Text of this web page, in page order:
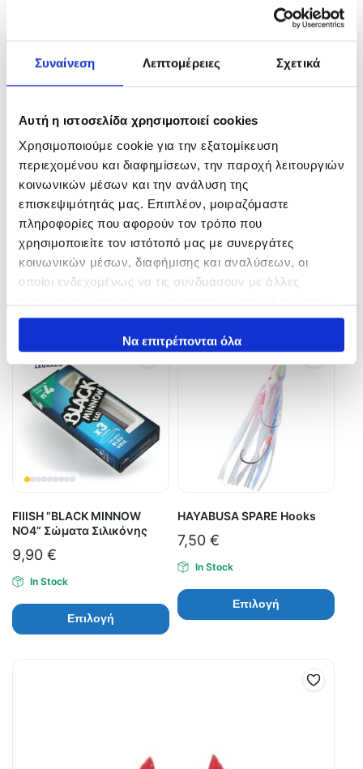
Συναίνεση Λεπτομέρειες Σχετικά
Αυτή η ιστοσελίδα χρησιμοποιεί cookies
Χρησιμοποιούμε cookie για την εξατομίκευση
περιεχομένου και διαφημίσεων, την παροχή λειτουργιών
κοινωνικών μέσων και την ανάλυση της
επισκεψιμότητάς μας. Επιπλέον, μοιραζόμαστε
πληροφορίες που αφορούν τον τρόπο που
χρησιμοποιείτε τον ιστότοπό μας με συνεργάτες
κοινωνικών μέσων, διαφήμισης και αναλύσεων, οι
οποίοι ενδεχομένως να τις συνδυάσουν με άλλες
έχουν συλλέξει σε σχέση με την από μέρους σας χρήση
των υπηρεσιών τους.Να επιτρέπονται όλα
FIIISH ”BLACK MINNOW
ΝΟ6” Σώματα Σιλικόνης
14,50€
In Stock
Savage Gear Needle Jig
10,00€– 14,40
In Stock
Επιλογή
FIIISH ”BLACK MINNOW
ΝΟ4” Σώματα Σιλικόνης
9,90 €
In Stock
Επιλογή
HAYABUSA SPARE Hooks
7,50 €
In Stock
Επιλογή